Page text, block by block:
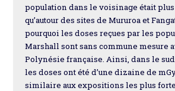
population dans le voisinage était
qu’autour des sites de Mururoa et
pourquoi les doses reçues par les
Marshall sont sans commune mesure
Polynésie française. Ainsi, dans le
les doses ont été d’une dizaine de
similaire aux expositions les plus